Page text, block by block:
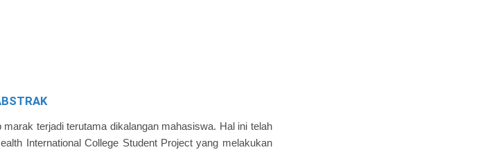
terjadi terutama dikalangan mahasiswa. Hal ini telah
International College Student Project yang melakukan